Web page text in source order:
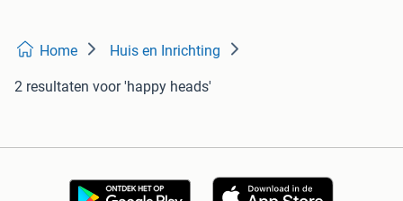
Home Huis en Inrichting
2 resultaten voor 'happy heads'